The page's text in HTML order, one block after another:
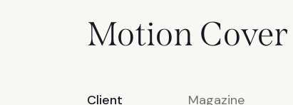
Motion Cover
Client
Magazine